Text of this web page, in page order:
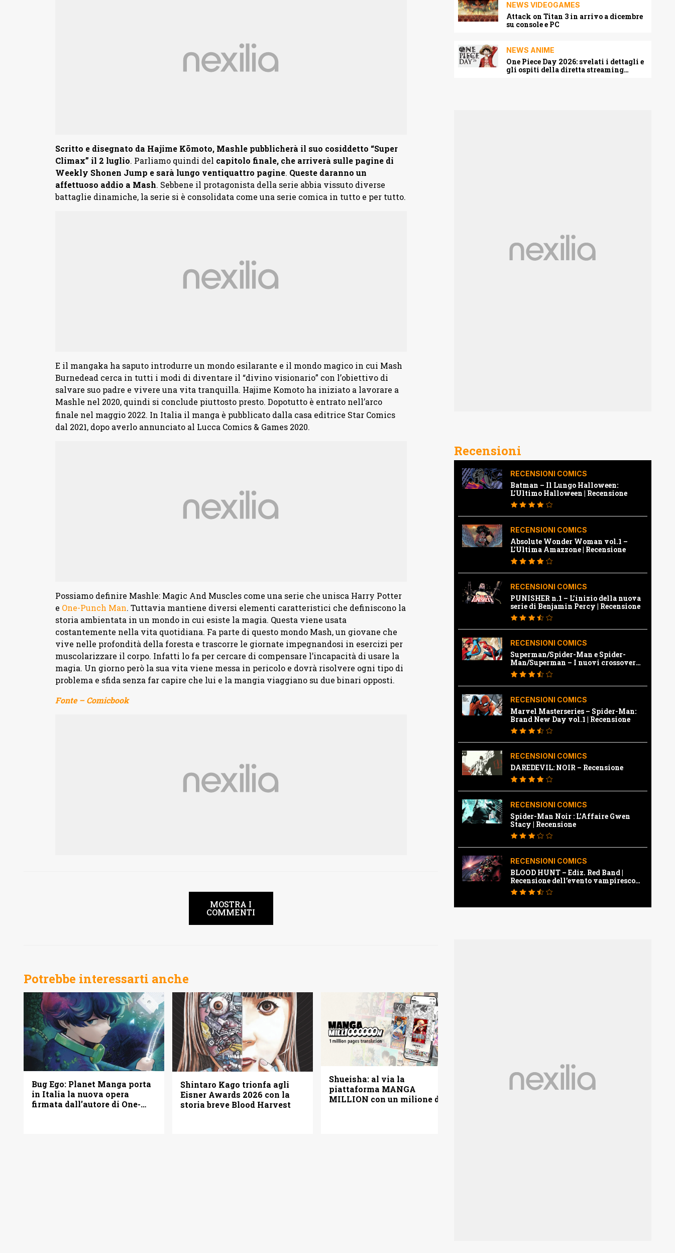
Scritto e disegnato da Hajime Kōmoto, Mashle pubblicherà il suo cosiddetto “Super
Climax” il 2 luglio. Parliamo quindi del capitolo finale, che arriverà sulle pagine di
Weekly Shonen Jump e sarà lungo ventiquattro pagine. Queste daranno un
affettuoso addio a Mash. Sebbene il protagonista della serie abbia vissuto diverse
battaglie dinamiche, la serie si è consolidata come una serie comica in tutto e per tutto.
E il mangaka ha saputo introdurre un mondo esilarante e il mondo magico in cui Mash
Burnedead cerca in tutti i modi di diventare il “divino visionario” con l’obiettivo di
salvare suo padre e vivere una vita tranquilla. Hajime Komoto ha iniziato a lavorare a
Mashle nel 2020, quindi si conclude piuttosto presto. Dopotutto è entrato nell’arco
finale nel maggio 2022. In Italia il manga è pubblicato dalla casa editrice Star Comics
dal 2021, dopo averlo annunciato al Lucca Comics & Games 2020.
Possiamo definire Mashle: Magic And Muscles come una serie che unisca Harry Potter
e One-Punch Man. Tuttavia mantiene diversi elementi caratteristici che definiscono la
storia ambientata in un mondo in cui esiste la magia. Questa viene usata
costantemente nella vita quotidiana. Fa parte di questo mondo Mash, un giovane che
vive nelle profondità della foresta e trascorre le giornate impegnandosi in esercizi per
muscolarizzare il corpo. Infatti lo fa per cercare di compensare l’incapacità di usare la
magia. Un giorno però la sua vita viene messa in pericolo e dovrà risolvere ogni tipo di
problema e sfida senza far capire che lui e la mangia viaggiano su due binari opposti.
Fonte – Comicbook
MOSTRA I
COMMENTI
Potrebbe interessarti anche
Bug Ego: Planet Manga porta
in Italia la nuova opera
firmata dall’autore di One-
Shintaro Kago trionfa agli
Eisner Awards 2026 con la
storia breve Blood Harvest
Shueisha: al via la
piattaforma MANGA
MILLION con un milione di
NEWS VIDEOGAMES
Attack on Titan 3 in arrivo a dicembre
su console e PC
NEWS ANIME
One Piece Day 2026: svelati i dettagli e
gli ospiti della diretta streaming
Recensioni
RECENSIONI COMICS
Batman – Il Lungo Halloween:
L’Ultimo Halloween | Recensione
RECENSIONI COMICS
Absolute Wonder Woman vol.1 –
L’Ultima Amazzone | Recensione
RECENSIONI COMICS
PUNISHER n.1 – L’inizio della nuova
serie di Benjamin Percy | Recensione
RECENSIONI COMICS
Superman/Spider-Man e Spider-
Man/Superman – I nuovi crossover
Marvel e Dc | Recensione
RECENSIONI COMICS
Marvel Masterseries – Spider-Man:
Brand New Day vol.1 | Recensione
RECENSIONI COMICS
DAREDEVIL: NOIR – Recensione
RECENSIONI COMICS
Spider-Man Noir : L’Affaire Gwen
Stacy | Recensione
RECENSIONI COMICS
BLOOD HUNT – Ediz. Red Band |
Recensione dell’evento vampiresco
della Marvel